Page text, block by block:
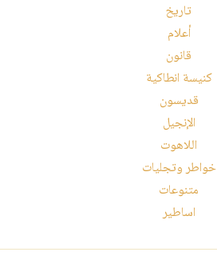
تاريخ
أعلام
قانون
كنيسة انطاكية
قديسون
الإنجيل
اللاهوت
خواطر وتجليات
متنوعات
اساطير